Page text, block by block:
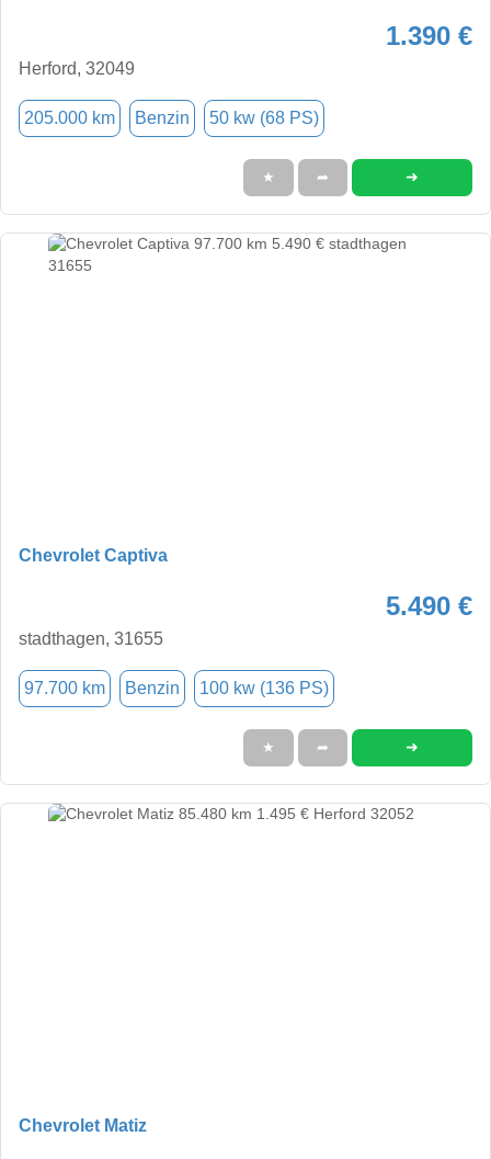
1.390 €
Herford, 32049
205.000 km Benzin 50 kw (68 PS)
★ ➦ ➜
Chevrolet Captiva
5.490 €
stadthagen, 31655
97.700 km Benzin 100 kw (136 PS)
★ ➦ ➜
Chevrolet Matiz